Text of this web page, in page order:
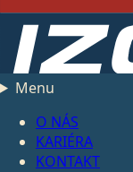
Menu
O NÁS
KARIÉRA
KONTAKT